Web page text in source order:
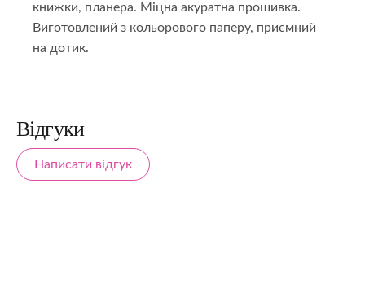
книжки, планера. Міцна акуратна прошивка.
Виготовлений з кольорового паперу, приємний
на дотик.
Відгуки
Написати відгук